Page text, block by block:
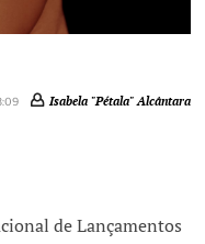
Isabela "Pétala" Alcântara
de Lançamentos